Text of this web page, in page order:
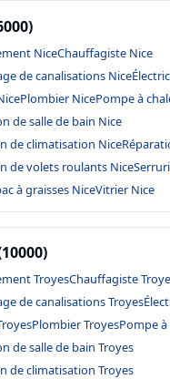
NiceChauffagiste Nice
de canalisations Nice
Plombier NicePompe à
de salle de bain Nice
de climatisation Nice
de volets roulants Nice
à graisses NiceVitrier Nice
TroyesChauffagiste
de canalisations Troyes
Plombier TroyesPompe
de salle de bain Troyes
de climatisation Troyes